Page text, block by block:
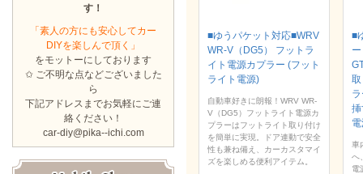
■ゆうパケット対応■WRV
WR-V（DG5） フットラ
イト電源カプラー (フット
ライト電源)
自動車好きに朗報！WRV WR-
V（DG5）フットライト電源カ
プラーはフットライト取り付け
を簡単に実現。ドア連動で安全
性も兼ね備え、カーカスタマイ
ズを楽しめる便利アイテム。
■
車
へ
電
す！
「素人の方にも安心してカー
DIYを楽しんで頂く」
をモットーにしております
✩ ご不明な点などございました
ら
下記アドレスまでお気軽にご連
絡ください！
car-diy@pika--ichi.com